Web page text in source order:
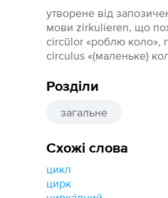
утворене від
мови zirkulíeren, що
circūlor «роблю коло»,
circulus «(маленьке)
Розділи
загальне
Схожі слова
цикл
цирк